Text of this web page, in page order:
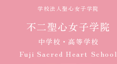
学校法人聖心女子学院
不二聖心女子学院
中学校・高等学校
Fuji Sacred Heart School